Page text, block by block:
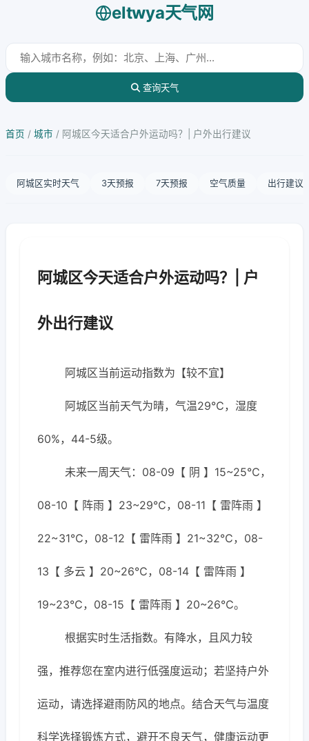
eltwya天气网
查询天气
首页 / 城市 / 阿城区今天适合户外运动吗？| 户外出行建议
阿城区实时天气 3天预报 7天预报 空气质量 出行建议
阿城区今天适合户外运动吗？| 户
外出行建议
阿城区当前运动指数为【较不宜】
阿城区当前天气为晴，气温29℃，湿度
60%，44-5级。
未来一周天气：08-09【 阴 】15~25℃，
08-10【 阵雨 】23~29℃，08-11【 雷阵雨 】
22~31℃，08-12【 雷阵雨 】21~32℃，08-
13【 多云 】20~26℃，08-14【 雷阵雨 】
19~23℃，08-15【 雷阵雨 】20~26℃。
根据实时生活指数。有降水，且风力较
强，推荐您在室内进行低强度运动；若坚持户外
运动，请选择避雨防风的地点。结合天气与温度
科学选择锻炼方式，避开不良天气，健康运动更